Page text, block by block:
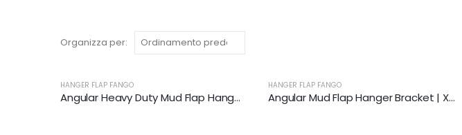
Organizza per:
HANGER FLAP FANGO
Angular Heavy Duty Mud Flap Hanger Set | XKJ-MFH-01-SS-1/8
HANGER FLAP FANGO
Angular Mud Flap Hanger Bracket | XKJ-MFH-01-SS-1/2